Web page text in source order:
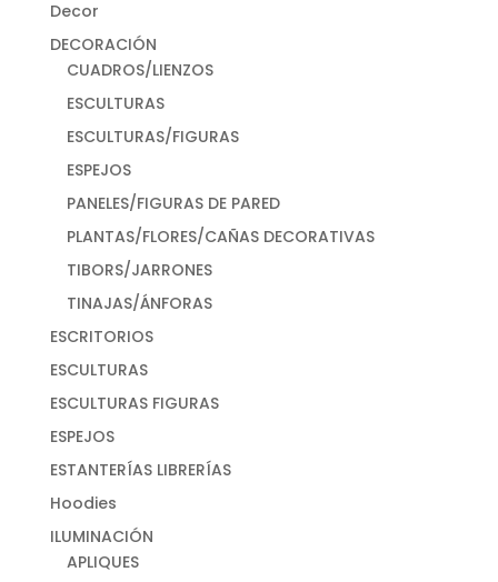
Decor
DECORACIÓN
CUADROS/LIENZOS
ESCULTURAS
ESCULTURAS/FIGURAS
ESPEJOS
PANELES/FIGURAS DE PARED
PLANTAS/FLORES/CAÑAS DECORATIVAS
TIBORS/JARRONES
TINAJAS/ÁNFORAS
ESCRITORIOS
ESCULTURAS
ESCULTURAS FIGURAS
ESPEJOS
ESTANTERÍAS LIBRERÍAS
Hoodies
ILUMINACIÓN
APLIQUES